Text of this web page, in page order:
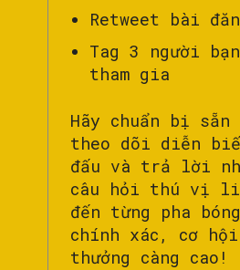
Retweet bài
Tag 3 người
tham gia
Hãy chuẩn bị sẵn
theo dõi diễn
đấu và trả lời
câu hỏi thú vị
đến từng pha
chính xác, cơ hội
thưởng càng cao!